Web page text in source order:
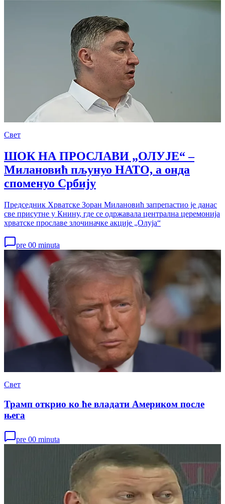
Свет
ШОК НА ПРОСЛАВИ „ОЛУЈЕ“ –
Милановић пљунуо НАТО, а онда
споменуо Србију
Председник Хрватске Зоран Милановић запрепастио је данас
све присутне у Книну, где се одржавала централна церемонија
хрватске прославе злочиначке акције „Олуја“
pre 00 minuta
Свет
Трамп открио ко ће владати Америком после
њега
pre 00 minuta